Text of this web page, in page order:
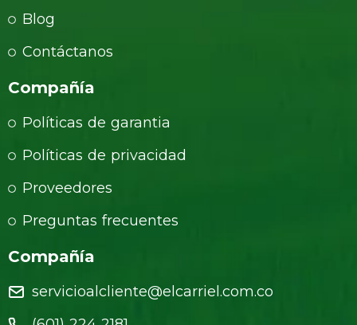
Blog
Contáctanos
Compañía
Políticas de garantia
Políticas de privacidad
Proveedores
Preguntas frecuentes
Compañía
servicioalcliente@elcarriel.com.co